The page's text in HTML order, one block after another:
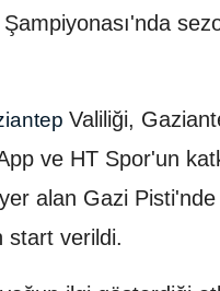
Valiliği,
ve HT Spor'un
alan Gazi Pisti'nde
start verildi.